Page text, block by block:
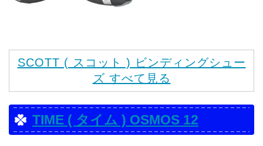
SCOTT ( スコット ) ビンディングシュー
ズ すべて見る
TIME ( タイム ) OSMOS 12